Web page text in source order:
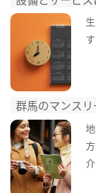
群馬のマンス